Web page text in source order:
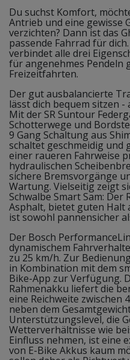
Du suchst Komfort,
Antrieb und eine gewisse
verzichten? Dann ist das
passende Fahrrad für
verbindet alle drei
für angenehmes Pendeln
Freizeitfahrten.
Der gut ausbalancierte
lässt dich bequem sitzen
Mit der SR Suntour
Schotterwege und
9 Gang Schaltung aus
schaltet geschmeidig und
einer raueren Fahrweise
hydraulischen
sichere Bremsvorgänge
Wartung. Vielseitig zeigt
Schwalbe Smart Sam:
Asphalt, bietet guten Halt
ist sowohl pannensicher
Der Bosch
dynamischem
zu 25 km/h. Zur
in Kombination mit dem
Bike-App zur Verfügung.
Rahmenakku liefert die
eine Reichweite zwischen
neben dem
Unterstützungslevel, die
Wetterverhältnisse wie
Einfluss nehmen, ist eine
von E-Bike Akkus kaum